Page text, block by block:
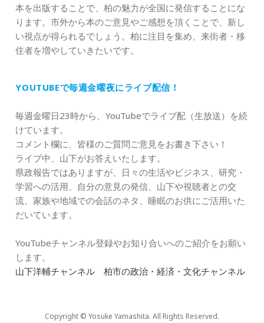
本を出版することで、柏の魅力が全国に発信することにな
ります。市外から本のご意見やご感想を頂くことで、新し
い視点が得られるでしょう。柏に注目を集め、来街者・移
住者を増やしていきたいです。
YOUTUBEで毎週金曜夜にライブ配信！
毎週金曜日23時から、YouTubeでライブ配（生放送）を続
けています。
コメント欄に、皆様のご質問ご意見をお書き下さい！
ライブ中、山下がお答えいたします。
県政報告ではありますが、日々の生活やビジネス、研究・
学習への活用、自分の意見の発信、山下や視聴者との交
流、家族や地域での会話のネタ、睡眠のお供にご活用いた
だいています。
YouTubeチャンネル登録やお知り合いへのご紹介をお願い
します。
山下洋輔チャンネル 柏市の政治・経済・文化チャンネル
Copyright © Yosuke Yamashita. All Rights Reserved.